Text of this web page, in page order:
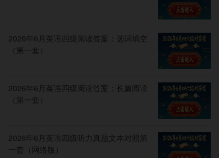
2026年6月英语四级阅读答案：选词填空
（第一套）
2026年6月英语四级阅读答案：长篇阅读
（第一套）
2026年6月英语四级听力真题文本对照第
一套（网络版）